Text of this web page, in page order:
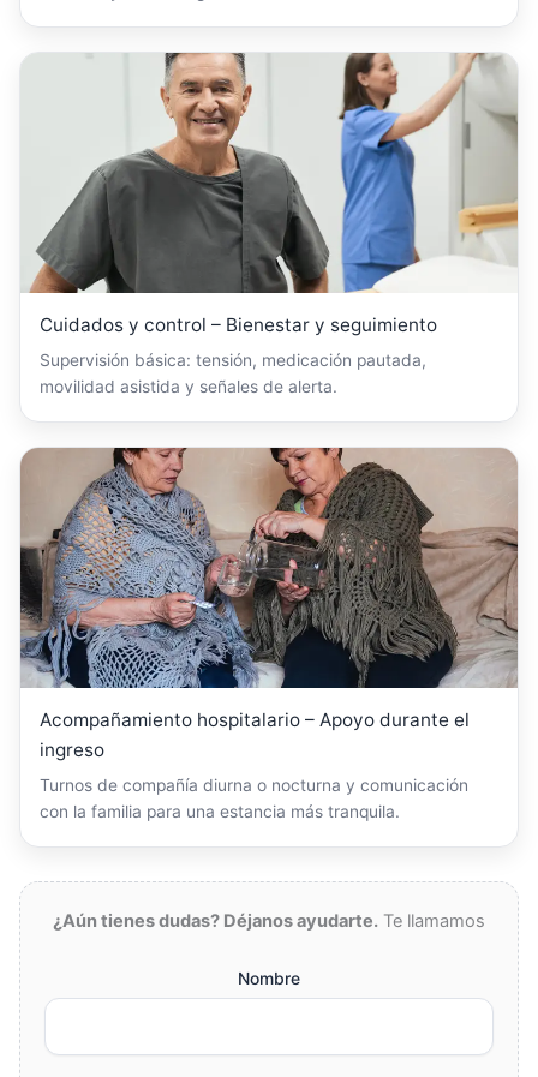
Cuidados y control – Bienestar y seguimiento
Supervisión básica: tensión, medicación pautada,
movilidad asistida y señales de alerta.
Acompañamiento hospitalario – Apoyo durante el
ingreso
Turnos de compañía diurna o nocturna y comunicación
con la familia para una estancia más tranquila.
¿Aún tienes dudas? Déjanos ayudarte. Te llamamos
Nombre